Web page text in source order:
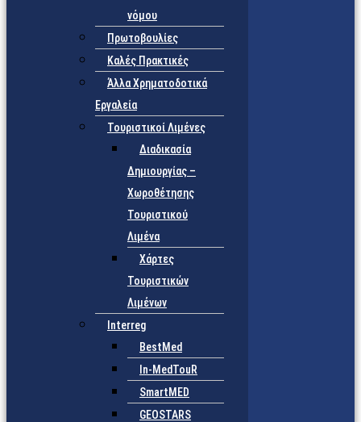
νόμου
Πρωτοβουλίες
Καλές Πρακτικές
Άλλα Χρηματοδοτικά
Εργαλεία
Τουριστικοί Λιμένες
Διαδικασία
Δημιουργίας –
Χωροθέτησης
Τουριστικού
Λιμένα
Χάρτες
Τουριστικών
Λιμένων
Interreg
BestMed
In-MedTouR
SmartMED
GEOSTARS